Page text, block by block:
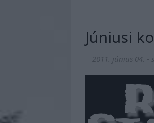
Júniusi
2011. június 04. -